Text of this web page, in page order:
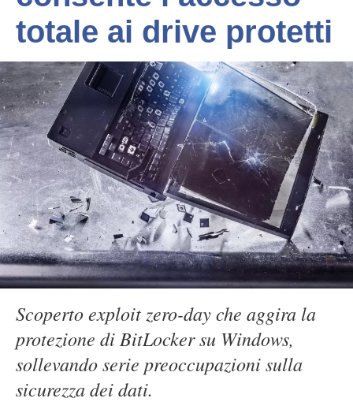
totale ai drive protetti
Scoperto exploit zero-day che aggira la
protezione di BitLocker su Windows,
sollevando serie preoccupazioni sulla
sicurezza dei dati.